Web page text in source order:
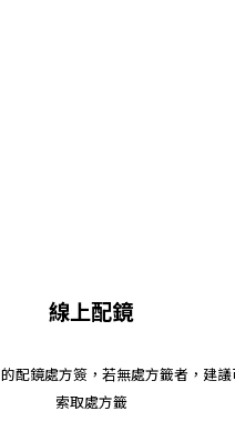
線上配鏡
的配鏡處方簽，若無處方籤者，建
索取處方籤